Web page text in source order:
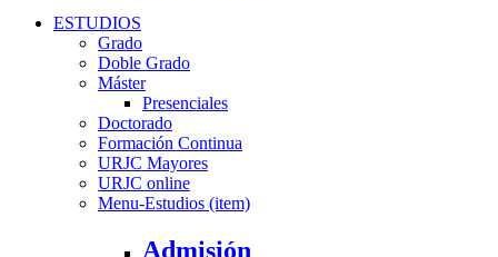
ESTUDIOS
Grado
Doble Grado
Máster
Presenciales
Doctorado
Formación Continua
URJC Mayores
URJC online
Menu-Estudios (item)
Admisión